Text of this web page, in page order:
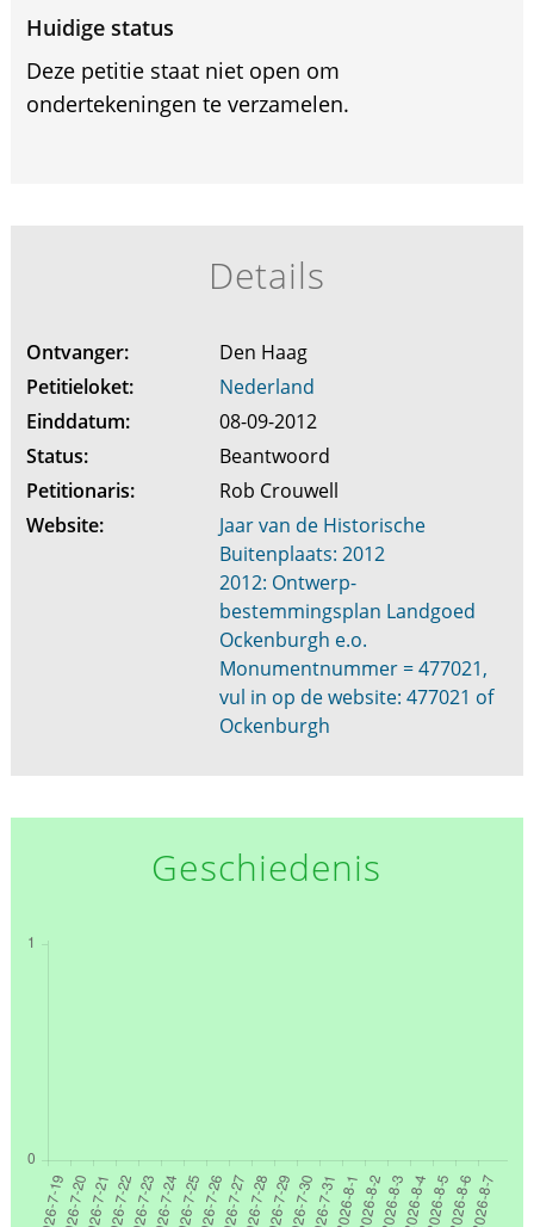
Huidige status
Deze petitie staat niet open om
ondertekeningen te verzamelen.
Details
Ontvanger:
Den Haag
Petitieloket:
Nederland
Einddatum:
08-09-2012
Status:
Beantwoord
Petitionaris:
Rob Crouwell
Website:
Jaar van de Historische
Buitenplaats: 2012
2012: Ontwerp-
bestemmingsplan Landgoed
Ockenburgh e.o.
Monumentnummer = 477021,
vul in op de website: 477021 of
Ockenburgh
Geschiedenis